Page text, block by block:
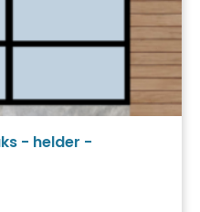
- helder -